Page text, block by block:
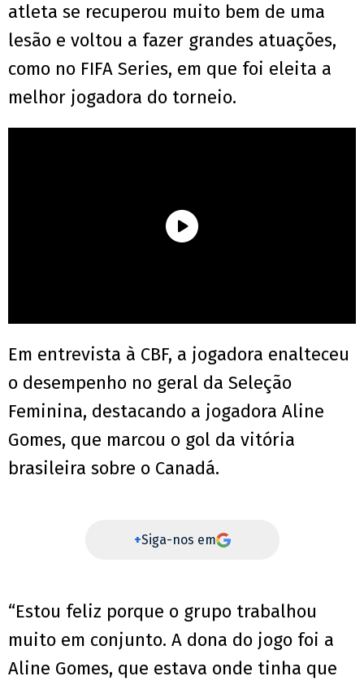
atleta se recuperou muito bem de uma
lesão e voltou a fazer grandes atuações,
como no FIFA Series, em que foi eleita a
melhor jogadora do torneio.
Em entrevista à CBF, a jogadora enalteceu
o desempenho no geral da Seleção
Feminina, destacando a jogadora Aline
Gomes, que marcou o gol da vitória
brasileira sobre o Canadá.
+Siga-nos em
“Estou feliz porque o grupo trabalhou
muito em conjunto. A dona do jogo foi a
Aline Gomes, que estava onde tinha que